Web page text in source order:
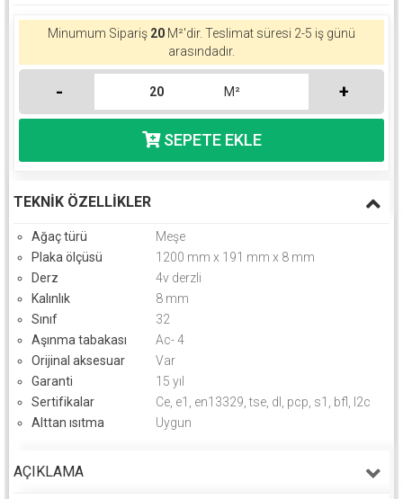
Minumum Sipariş 20 M²'dir. Teslimat süresi 2-5 iş günü
arasındadır.
- M² +
TEKNIK ÖZELLIKLER
Ağaç türü
Meşe
Plaka ölçüsü
1200 mm x 191 mm x 8 mm
Derz
4v derzli
Kalınlık
8 mm
Sınıf
32
Aşınma tabakası
Ac- 4
Orijinal aksesuar
Var
Garanti
15 yıl
Sertifikalar
Ce, e1, en13329, tse, dl, pcp, s1, bfl, l2c
Alttan ısıtma
Uygun
AÇIKLAMA